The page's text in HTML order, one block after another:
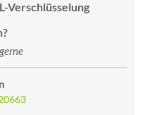
Verschlüsselung